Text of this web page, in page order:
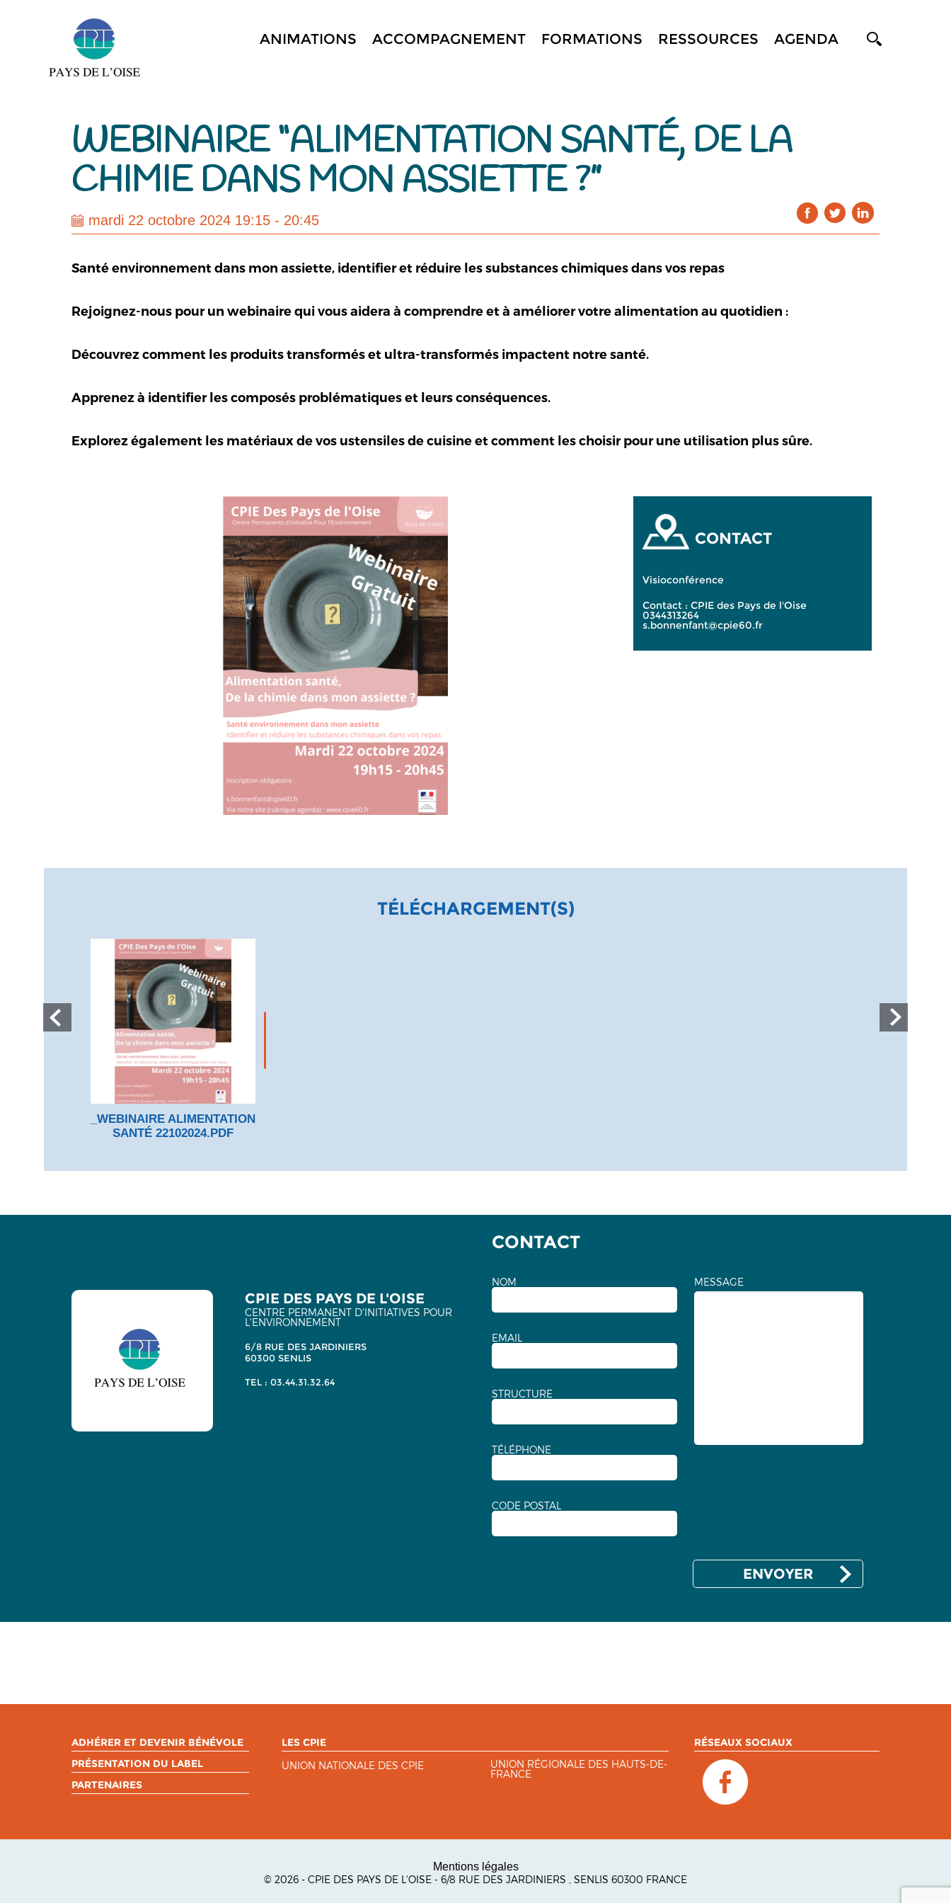
ANIMATIONS ACCOMPAGNEMENT FORMATIONS RESSOURCES AGENDA
WEBINAIRE “ALIMENTATION SANTÉ, DE LA
CHIMIE DANS MON ASSIETTE ?”
mardi 22 octobre 2024 19:15 - 20:45
Santé environnement dans mon assiette, identifier et réduire les substances chimiques dans vos repas
Rejoignez-nous pour un webinaire qui vous aidera à comprendre et à améliorer votre alimentation au quotidien :
Découvrez comment les produits transformés et ultra-transformés impactent notre santé.
Apprenezà identifier les composés problématiques et leurs conséquences.
Explorezégalement les matériaux de vos ustensiles de cuisine et comment les choisir pour une utilisation plus sûre.
CONTACT
Visioconférence
Contact : CPIE des Pays de l'Oise
0344313264
s.bonnenfant@cpie60.fr
TÉLÉCHARGEMENT(S)
_WEBINAIRE ALIMENTATION
SANTÉ 22102024.PDF
CPIE DES PAYS DE L'OISE
CENTRE PERMANENT D'INITIATIVES POUR
L'ENVIRONNEMENT
6/8 RUE DES JARDINIERS
60300 SENLIS
TEL : 03.44.31.32.64
CONTACT
NOM
EMAIL
STRUCTURE
TÉLÉPHONE
CODE POSTAL
MESSAGE
ADHÉRER ET DEVENIR BÉNÉVOLE
PRÉSENTATION DU LABEL
PARTENAIRES
LES CPIE
UNION NATIONALE DES CPIE
UNION RÉGIONALE DES HAUTS-DE-
FRANCE
RÉSEAUX SOCIAUX
Mentions légales
© 2026 - CPIE DES PAYS DE L'OISE - 6/8 RUE DES JARDINIERS , SENLIS 60300 FRANCE